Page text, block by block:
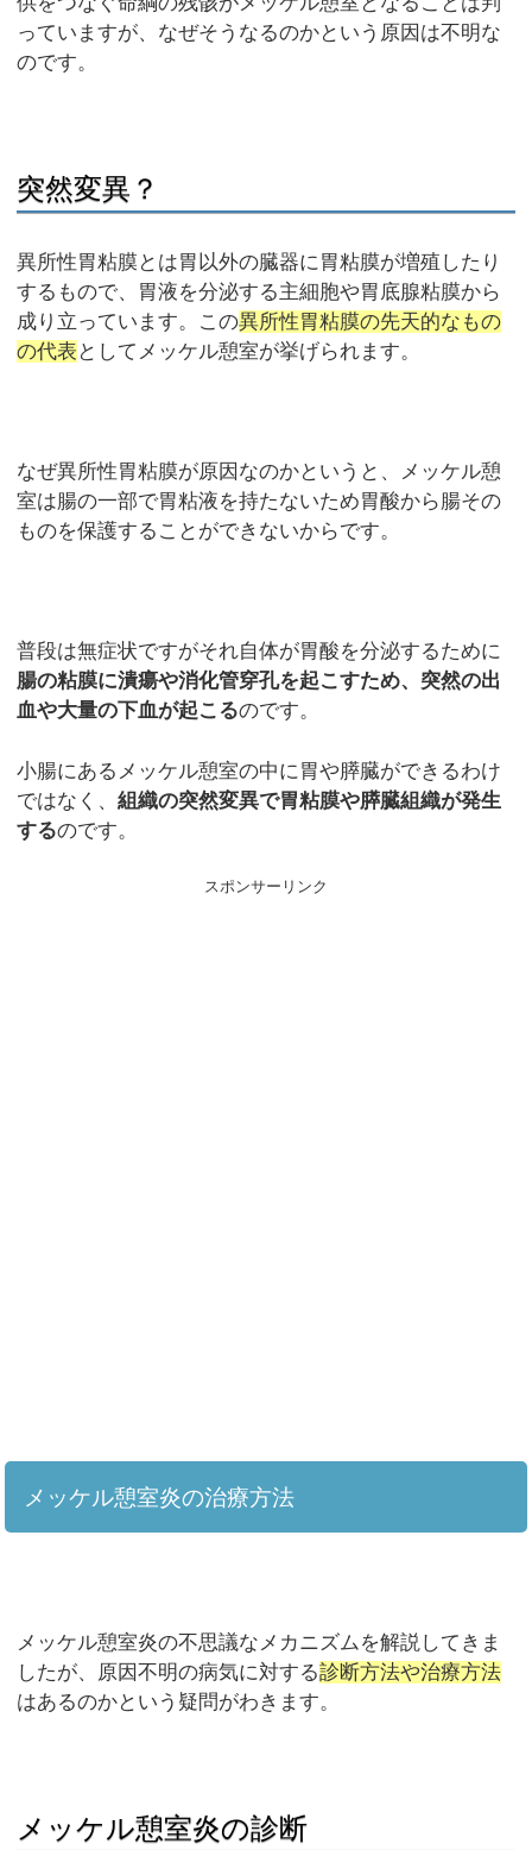
っていますが、なぜそうなるのかという原因は不明な
のです。
突然変異？
異所性胃粘膜とは胃以外の臓器に胃粘膜が増殖したり
するもので、胃液を分泌する主細胞や胃底腺粘膜から
成り立っています。この異所性胃粘膜の先天的なもの
の代表 としてメッケル憩室が挙げられます。
なぜ異所性胃粘膜が原因なのかというと、メッケル憩
室は腸の一部で胃粘液を持たないため胃酸から腸その
ものを保護することができないからです。
普段は無症状ですがそれ自体が胃酸を分泌するために
腸の粘膜に潰瘍や消化管穿孔を起こすため、突然の出
血や大量の下血が起こるのです。
小腸にあるメッケル憩室の中に胃や膵臓ができるわけ
ではなく、組織の突然変異で胃粘膜や膵臓組織が発生
するのです。
スポンサーリンク
メッケル憩室炎の治療方法
メッケル憩室炎の不思議なメカニズムを解説してきま
したが、原因不明の病気に対する診断方法や治療方法
はあるのかという疑問がわきます。
メッケル憩室炎の診断